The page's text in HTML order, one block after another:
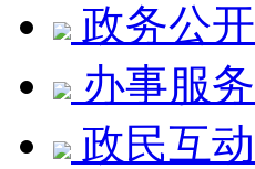
政务公开
办事服务
政民互动